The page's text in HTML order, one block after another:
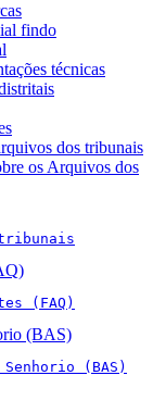
findo
técnicas
dos tribunais
os Arquivos dos
(FAQ)
(BAS)
(BAS)